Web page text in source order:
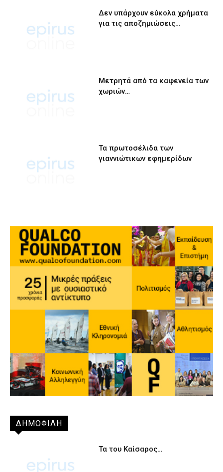
Δεν υπάρχουν εύκολα χρήματα
για τις αποζημιώσεις…
Μετρητά από τα καφενεία των
χωριών…
Τα πρωτοσέλιδα των
γιαννιώτικων εφημερίδων
ΔΗΜΟΦΙΛΗ
Τα του Καίσαρος…